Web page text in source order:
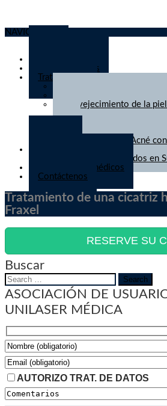
NAVIGATION
Quiénes somos
Tratamientos
Envejecimiento de la
láser
Eliminación de tatuajes
Tratamiento de cicatrices
Tratamiento del Acné
Artículos publicados en
Noticias para médicos
Contáctenos
Tratamiento de una cicatriz
Fraxel
RESERVE SU
Buscar
Search
for:
ASOCIACIÓN DE
UNILASER MÉDICA
AUTORIZO TRAT. DE DATOS